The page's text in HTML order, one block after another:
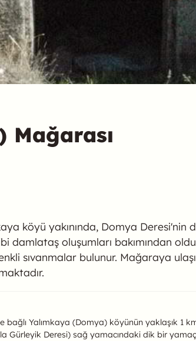
Mağarası
köyü yakınında, Domya
damlataş oluşumları bakımından
sıvanmalar bulunur. Mağaraya
Hakkında
bağlı Yalımkaya (Domya) köyünün yaklaşık
Gürleyik Deresi) sağ yamacındaki dik bir